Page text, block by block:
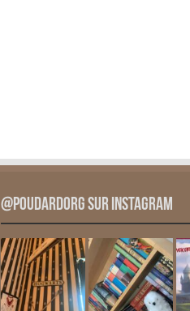
@PoudardOrg sur Instagram